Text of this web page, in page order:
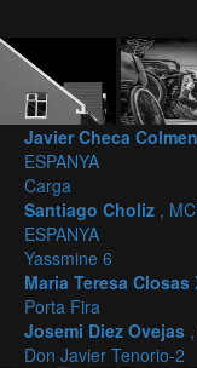
Javier Checa
ESPANYA
Carga
Santiago Choliz ,
ESPANYA
Yassmine 6
Maria Teresa Closas
Porta Fira
Josemi Diez Ovejas
Don Javier Tenorio-2